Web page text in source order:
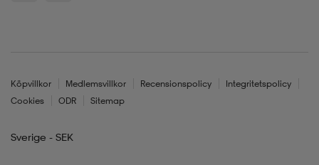
Köpvillkor Medlemsvillkor Recensionspolicy
Integritetspolicy
Cookies
ODR Sitemap
Sverige - SEK